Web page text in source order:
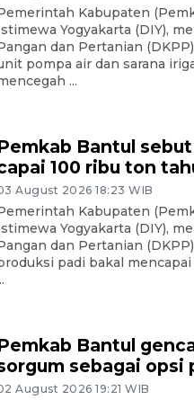
Kabupaten
Yogyakarta (DIY),
dan Pertanian
pompa air dan sarana
...
Bantul
100 ribu ton
August 2026 18:23 WIB
Kabupaten
Yogyakarta (DIY),
dan Pertanian
padi bakal
Bantul
sebagai opsi
August 2026 19:21 WIB